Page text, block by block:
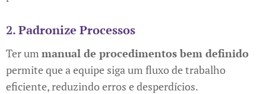
2. Padronize Processos
Ter um manual de procedimentos bem definido
permite que a equipe siga um fluxo de trabalho
eficiente, reduzindo erros e desperdícios.